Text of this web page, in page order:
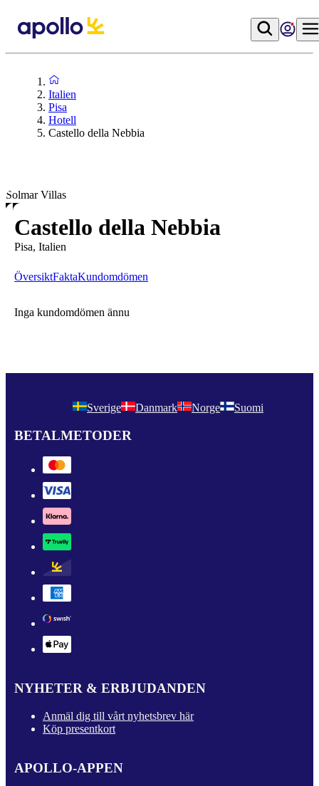
Italien
Pisa
Hotell
Castello della Nebbia
Solmar Villas
Castello della Nebbia
Pisa, Italien
ÖversiktFaktaKundomdömen
Inga kundomdömen ännu
Sverige Danmark Norge Suomi
BETALMETODER
NYHETER & ERBJUDANDEN
Anmäl dig till vårt nyhetsbrev här
Köp presentkort
APOLLO-APPEN